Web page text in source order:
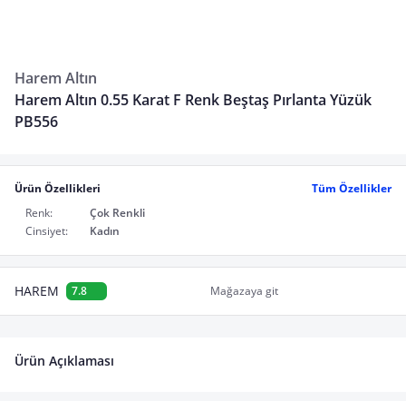
Harem Altın
Harem Altın 0.55 Karat F Renk Beştaş Pırlanta Yüzük
PB556
Ürün Özellikleri
Tüm Özellikler
Renk:
Çok Renkli
Cinsiyet:
Kadın
HAREM 7.8 Mağazaya git
Ürün Açıklaması